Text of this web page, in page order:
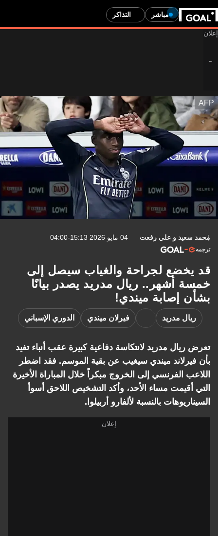
مباشر التذاكر
AFP
محمد سعيد و علي رفعت 04 مايو 2026 15:13-04:00
ترجمه
قد يخضع لجراحة والغياب سيصل إلى
خمسة أشهر.. ريال مدريد يصدر بيانًا
بشأن إصابة ميندي!
ريال مدريد فيرلان ميندي الدوري الإسباني
تعرض ريال مدريد لانتكاسة دفاعية كبيرة عقب أنباء تفيد
بأن فيرلاند ميندي سيغيب عن بقية الموسم. فقد اضطر
اللاعب الفرنسي إلى الخروج مبكراً خلال المباراة الأخيرة
التي أقيمت مساء الأحد، وأكد التشخيص اللاحق أسوأ
السيناريوهات بالنسبة لألفارو أربيلوا.